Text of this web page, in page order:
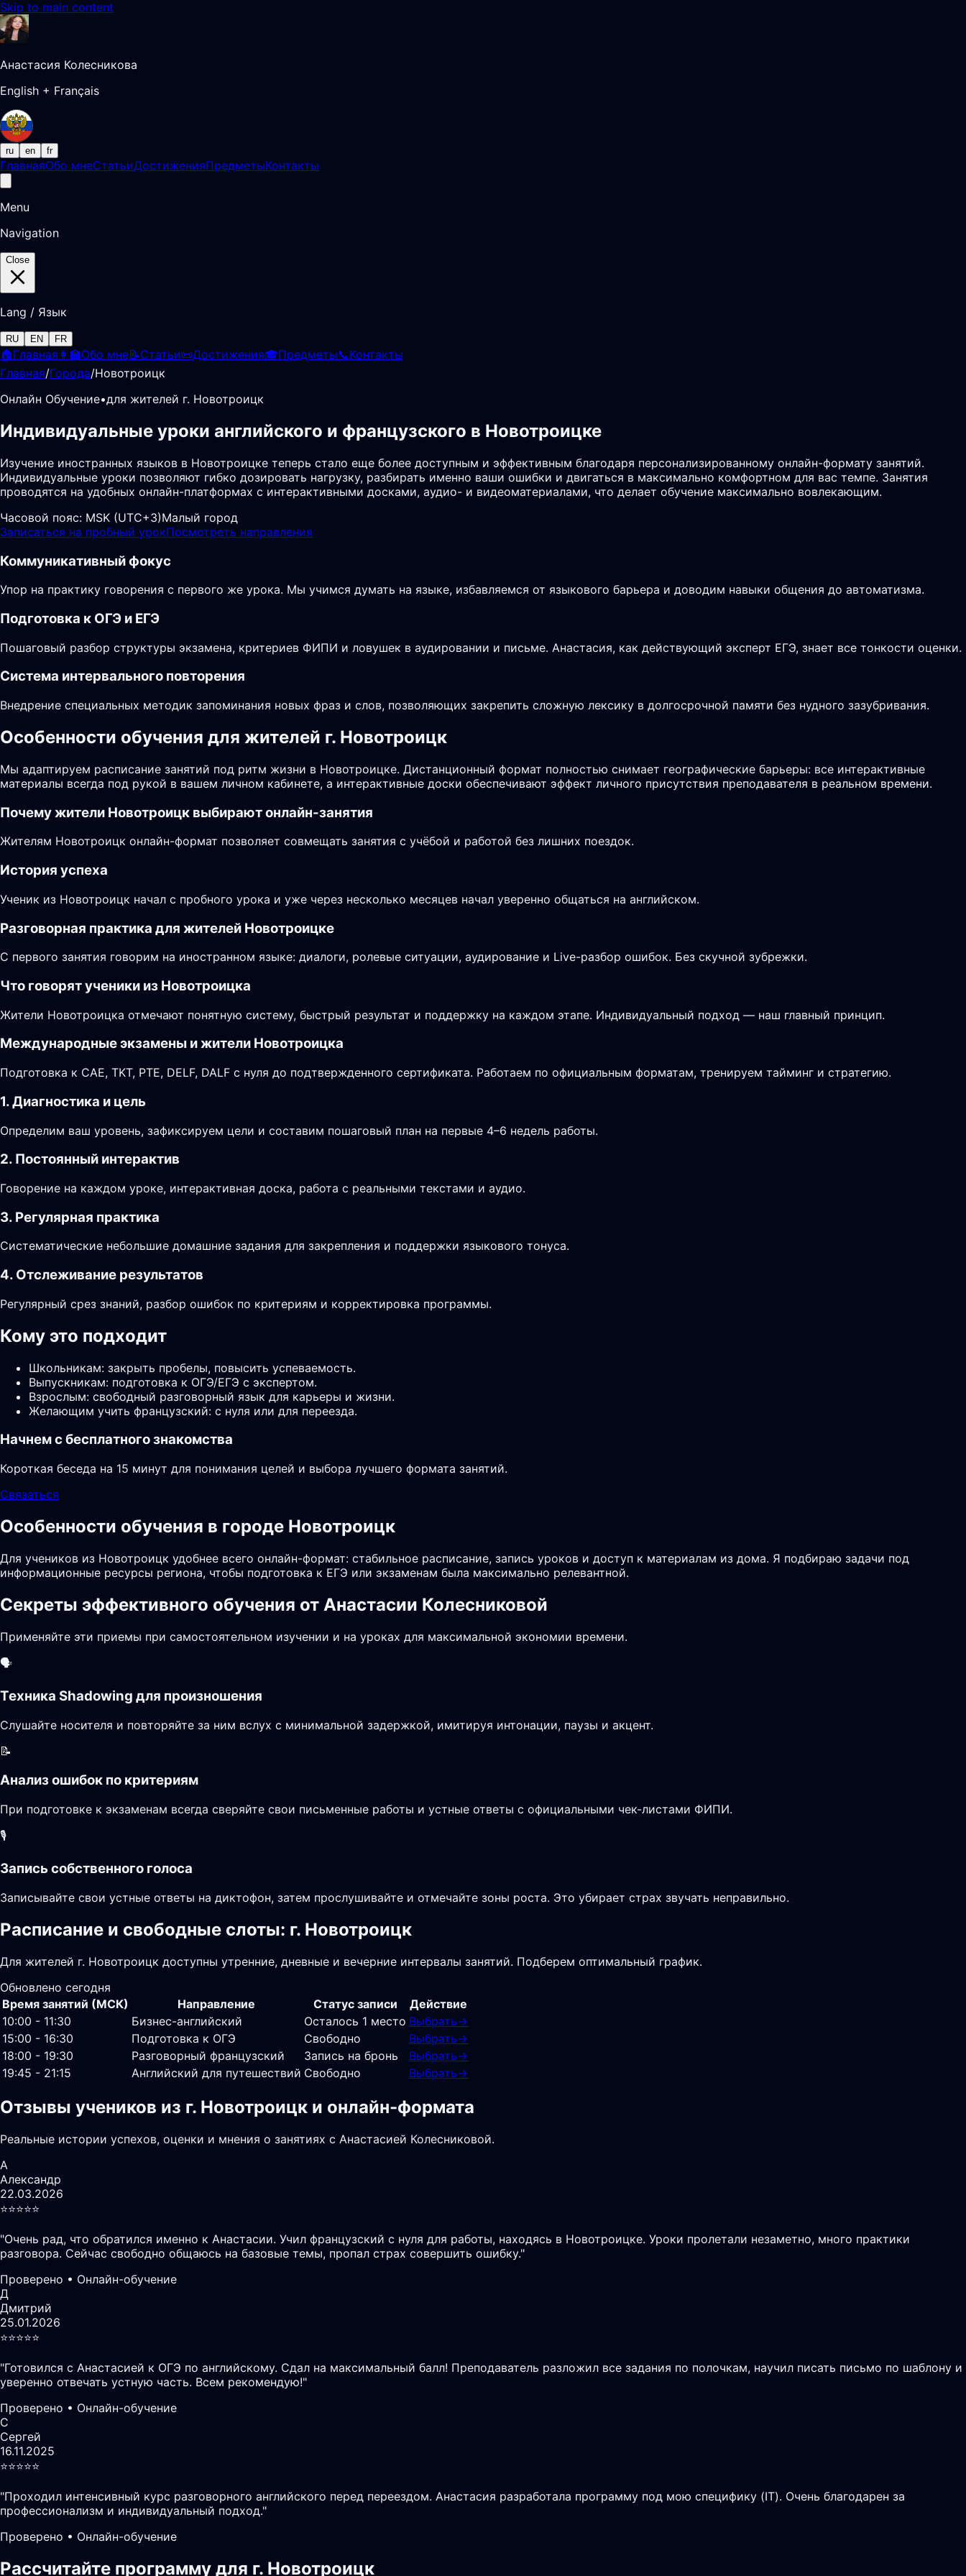
Skip to main content
Анастасия Колесникова
English + Français
ru en fr
ГлавнаяОбо мнеСтатьиДостиженияПредметыКонтакты
Menu
Navigation
Close
Lang / Язык
RU EN FR
🏠Главная 👩‍🏫Обо мне📝Статьи📜Достижения🎓Предметы📞Контакты
Главная/Города/Новотроицк
Онлайн Обучение•для жителей г. Новотроицк
Индивидуальные уроки английского и французского в Новотроицке
Изучение иностранных языков в Новотроицке теперь стало еще более доступным и эффективным благодаря персонализированному онлайн-формату занятий.
Индивидуальные уроки позволяют гибко дозировать нагрузку, разбирать именно ваши ошибки и двигаться в максимально комфортном для вас темпе. Занятия
проводятся на удобных онлайн-платформах с интерактивными досками, аудио- и видеоматериалами, что делает обучение максимально вовлекающим.
Часовой пояс: MSK (UTC+3)Малый город
Записаться на пробный урокПосмотреть направления
Коммуникативный фокус
Упор на практику говорения с первого же урока. Мы учимся думать на языке, избавляемся от языкового барьера и доводим навыки общения до автоматизма.
Подготовка к ОГЭ и ЕГЭ
Пошаговый разбор структуры экзамена, критериев ФИПИ и ловушек в аудировании и письме. Анастасия, как действующий эксперт ЕГЭ, знает все тонкости оценки.
Система интервального повторения
Внедрение специальных методик запоминания новых фраз и слов, позволяющих закрепить сложную лексику в долгосрочной памяти без нудного зазубривания.
Особенности обучения для жителей г. Новотроицк
Мы адаптируем расписание занятий под ритм жизни в Новотроицке. Дистанционный формат полностью снимает географические барьеры: все интерактивные
материалы всегда под рукой в вашем личном кабинете, а интерактивные доски обеспечивают эффект личного присутствия преподавателя в реальном времени.
Почему жители Новотроицк выбирают онлайн-занятия
Жителям Новотроицк онлайн-формат позволяет совмещать занятия с учёбой и работой без лишних поездок.
История успеха
Ученик из Новотроицк начал с пробного урока и уже через несколько месяцев начал уверенно общаться на английском.
Разговорная практика для жителей Новотроицке
С первого занятия говорим на иностранном языке: диалоги, ролевые ситуации, аудирование и Live-разбор ошибок. Без скучной зубрежки.
Что говорят ученики из Новотроицка
Жители Новотроицка отмечают понятную систему, быстрый результат и поддержку на каждом этапе. Индивидуальный подход — наш главный принцип.
Международные экзамены и жители Новотроицка
Подготовка к CAE, TKT, PTE, DELF, DALF с нуля до подтвержденного сертификата. Работаем по официальным форматам, тренируем тайминг и стратегию.
1. Диагностика и цель
Определим ваш уровень, зафиксируем цели и составим пошаговый план на первые 4–6 недель работы.
2. Постоянный интерактив
Говорение на каждом уроке, интерактивная доска, работа с реальными текстами и аудио.
3. Регулярная практика
Систематические небольшие домашние задания для закрепления и поддержки языкового тонуса.
4. Отслеживание результатов
Регулярный срез знаний, разбор ошибок по критериям и корректировка программы.
Кому это подходит
Школьникам: закрыть пробелы, повысить успеваемость.
Выпускникам: подготовка к ОГЭ/ЕГЭ с экспертом.
Взрослым: свободный разговорный язык для карьеры и жизни.
Желающим учить французский: с нуля или для переезда.
Начнем с бесплатного знакомства
Короткая беседа на 15 минут для понимания целей и выбора лучшего формата занятий.
Связаться
Особенности обучения в городе Новотроицк
Для учеников из Новотроицк удобнее всего онлайн-формат: стабильное расписание, запись уроков и доступ к материалам из дома. Я подбираю задачи под
информационные ресурсы региона, чтобы подготовка к ЕГЭ или экзаменам была максимально релевантной.
Секреты эффективного обучения от Анастасии Колесниковой
Применяйте эти приемы при самостоятельном изучении и на уроках для максимальной экономии времени.
🗣️
Техника Shadowing для произношения
Слушайте носителя и повторяйте за ним вслух с минимальной задержкой, имитируя интонации, паузы и акцент.
📝
Анализ ошибок по критериям
При подготовке к экзаменам всегда сверяйте свои письменные работы и устные ответы с официальными чек-листами ФИПИ.
🎙️
Запись собственного голоса
Записывайте свои устные ответы на диктофон, затем прослушивайте и отмечайте зоны роста. Это убирает страх звучать неправильно.
Расписание и свободные слоты: г. Новотроицк
Для жителей г. Новотроицк доступны утренние, дневные и вечерние интервалы занятий. Подберем оптимальный график.
Обновлено сегодня
Время занятий (МСК)
Направление Статус записи
Действие
10:00 - 11:30
Бизнес-английский Осталось 1 место Выбрать→
15:00 - 16:30
Подготовка к ОГЭ Свободно Выбрать→
18:00 - 19:30
Разговорный французский Запись на бронь Выбрать→
19:45 - 21:15
Английский для путешествий Свободно Выбрать→
Отзывы учеников из г. Новотроицк и онлайн-формата
Реальные истории успехов, оценки и мнения о занятиях с Анастасией Колесниковой.
А
Александр
22.03.2026
⭐️⭐️⭐️⭐️⭐️
"Очень рад, что обратился именно к Анастасии. Учил французский с нуля для работы, находясь в Новотроицке. Уроки пролетали незаметно, много практики
разговора. Сейчас свободно общаюсь на базовые темы, пропал страх совершить ошибку."
Проверено • Онлайн-обучение
Д
Дмитрий
25.01.2026
⭐️⭐️⭐️⭐️⭐️
"Готовился с Анастасией к ОГЭ по английскому. Сдал на максимальный балл! Преподаватель разложил все задания по полочкам, научил писать письмо по шаблону и
уверенно отвечать устную часть. Всем рекомендую!"
Проверено • Онлайн-обучение
С
Сергей
16.11.2025
⭐️⭐️⭐️⭐️⭐️
"Проходил интенсивный курс разговорного английского перед переездом. Анастасия разработала программу под мою специфику (IT). Очень благодарен за
профессионализм и индивидуальный подход."
Проверено • Онлайн-обучение
Рассчитайте программу для г. Новотроицк